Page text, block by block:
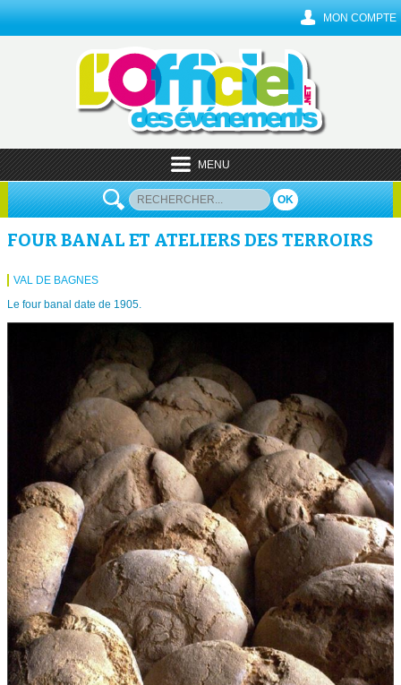
MON COMPTE
MENU
OK
FOUR BANAL ET ATELIERS DES TERROIRS
VAL DE BAGNES
Le four banal date de 1905.